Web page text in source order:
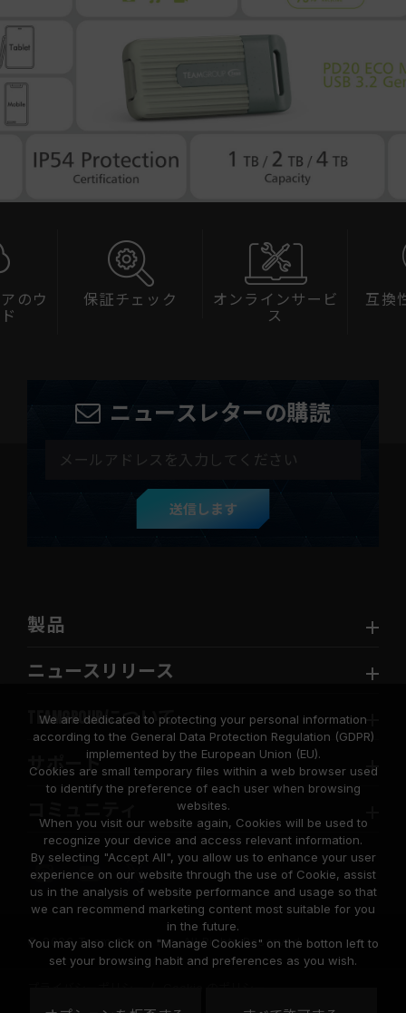
のウ
保証チェック
オンラインサービ
ス
互換
ニュースレターの購読
送信します
製品
ニュースリリース
TEAMGROUPについて
サポート
© 2026 Team Group Inc. All Rights Reserved.
United
We are dedicated to protecting your personal information
according to the General Data Protection Regulation (GDPR)
implemented by the European Union (EU).
Cookies are small temporary files within a web browser used
to identify the preference of each user when browsing
websites.
When you visit our website again, Cookies will be used to
recognize your device and access relevant information.
By selecting "Accept All", you allow us to enhance your user
experience on our website through the use of Cookie, assist
us in the analysis of website performance and usage so that
we can recommend marketing content most suitable for you
in the future.
You may also click on "Manage Cookies" on the botton left to
set your browsing habit and preferences as you wish.